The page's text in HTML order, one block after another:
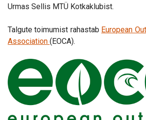
Urmas Sellis MTÜ Kotkaklubist.
Talgute toimumist rahastab European
Association (EOCA).